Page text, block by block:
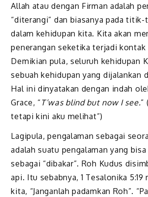
Allah atau dengan Firman adalah
“diterangi” dan biasanya pada
dalam kehidupan kita. Kita akan
penerangan seketika terjadi kontak
Demikian pula, seluruh kehidupan
sebuah kehidupan yang dijalankan
Hal ini dinyatakan dengan indah
Grace, “T’was blind but now I see.”
tetapi kini aku melihat”)
Lagipula, pengalaman sebagai
adalah suatu pengalaman yang
sebagai “dibakar”. Roh Kudus
api. Itu sebabnya, 1 Tesalonika 5:19
kita, “Janganlah padamkan Roh”.